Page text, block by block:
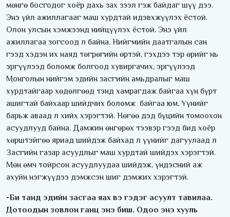
мөнгө босгодог хоёр дахь зах зээл гэж байдаг шүү дээ.
Энэ үйл ажиллагааг маш хурдтай идэвхжүүлэх ёстой.
Олон улсын хэмжээнд нийцүүлэх ёстой. Энэ үйл
ажиллагаа зогсоод л байна. Нийгмийн даатгалын сан
гээд хэдэн их наяд төгрөгийн өртэй, гэхдээ тэр өрийг нь
эргүүлээд боломж болгоод хувиргачих, эргүүлээд
Монголын нийгэм эдийн засгийн амьдралыг маш
хурдтайгаар хөдөлгөөд тэнд хамрагдаж байгаа хүн бүрт
ашигтай байхаар шийдчих боломж байгаа юм. Үүнийг
барьж аваад л хийх хэрэгтэй. Нөгөө дэд бүцийн томоохон
асуудлууд байна. Дамжин өнгөрөх тээвэр гээд бид хоёр
хөрштэйгөө яриад шийдэж байхад л үүнийг дагуулаад л
Засгийн газар асуудлыг маш хурдтай шийдэх хэрэгтэй.
Мөн өмч тойрсон асуудлуудаа шийдэж, үндэсний аж
ахуйн нэгжүүдээ дэмжсэн шиг дэмжих хэрэгтэй.
-Би танд эдийн засгаа яах вэ гэдэг асуулт тавилаа.
Дотоодын зовлон ганц энэ биш. Одоо энэ хууль